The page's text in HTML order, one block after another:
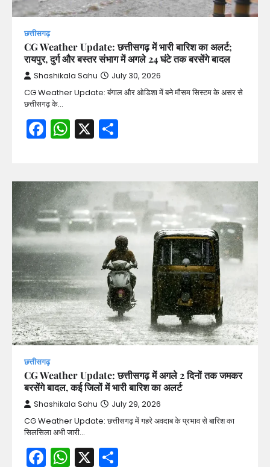
छत्तीसगढ़
CG Weather Update: छत्तीसगढ़ में भारी बारिश का अलर्ट;
रायपुर, दुर्ग और बस्तर संभाग में अगले 24 घंटे तक बरसेंगे बादल
Shashikala Sahu July 30, 2026
CG Weather Update: बंगाल और ओडिशा में बने मौसम सिस्टम के असर से
छत्तीसगढ़ के…
Facebook
WhatsApp
X
छत्तीसगढ़
CG Weather Update: छत्तीसगढ़ में अगले 2 दिनों तक जमकर
बरसेंगे बादल, कई जिलों में भारी बारिश का अलर्ट
Shashikala Sahu July 29, 2026
CG Weather Update: छत्तीसगढ़ में गहरे अवदाब के प्रभाव से बारिश का
सिलसिला अभी जारी…
Facebook
WhatsApp
X